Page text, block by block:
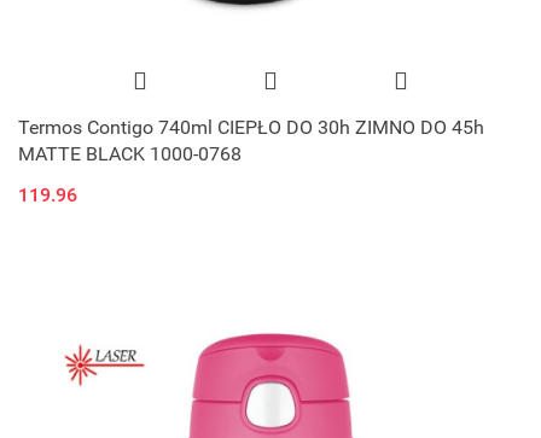
Termos Contigo 740ml CIEPŁO DO 30h ZIMNO DO 45h
MATTE BLACK 1000-0768
119.96